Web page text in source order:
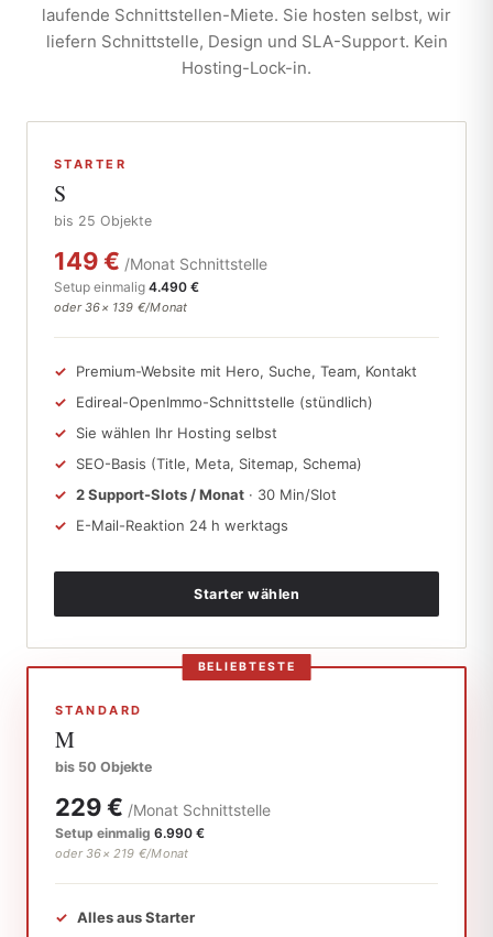
laufende Schnittstellen-Miete. Sie hosten selbst, wir
liefern Schnittstelle, Design und SLA-Support. Kein
Hosting-Lock-in.
STARTER
S
bis 25 Objekte
149 € /Monat Schnittstelle
Setup einmalig 4.490 €
oder 36× 139 €/Monat
Premium-Website mit Hero, Suche, Team, Kontakt
Edireal-OpenImmo-Schnittstelle (stündlich)
Sie wählen Ihr Hosting selbst
SEO-Basis (Title, Meta, Sitemap, Schema)
2 Support-Slots / Monat · 30 Min/Slot
E-Mail-Reaktion 24 h werktags
Starter wählen
STANDARD
M
bis 50 Objekte
229 € /Monat Schnittstelle
Setup einmalig 6.990 €
oder 36× 219 €/Monat
Alles aus Starter